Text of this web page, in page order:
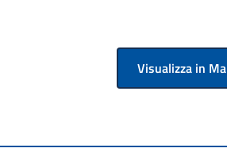
Visualizza in